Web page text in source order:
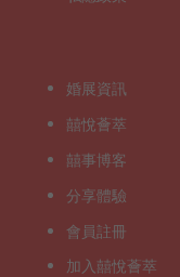
婚展資訊
囍悅薈萃
囍事博客
分享體驗
會員註冊
加入囍悅薈萃